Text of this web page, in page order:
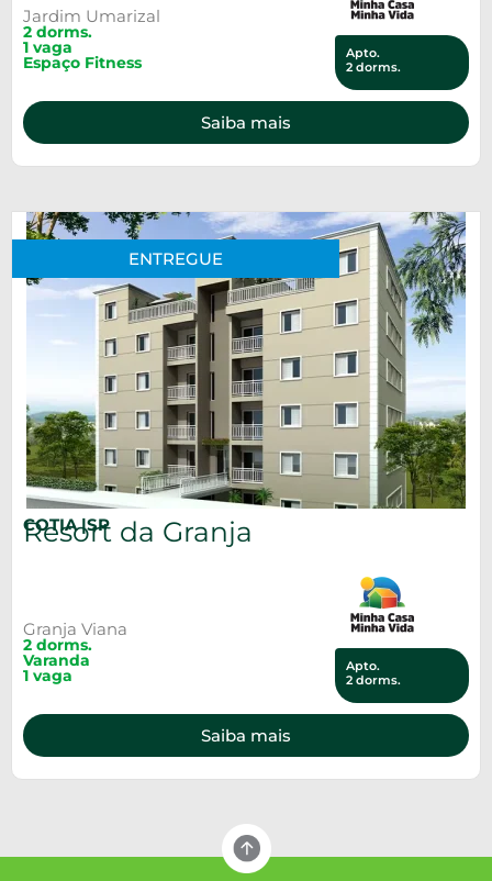
Jardim Umarizal
2 dorms.
1 vaga
Espaço Fitness
Apto.
2 dorms.
Saiba mais
ENTREGUE
COTIA |SP
Resort da Granja
Granja Viana
2 dorms.
Varanda
1 vaga
Apto.
2 dorms.
Saiba mais